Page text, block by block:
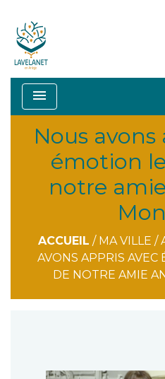
menu
Nous avons
émotion
notre
ACCUEIL / MA VILLE /
AVONS APPRIS AVEC
DE NOTRE AMIE